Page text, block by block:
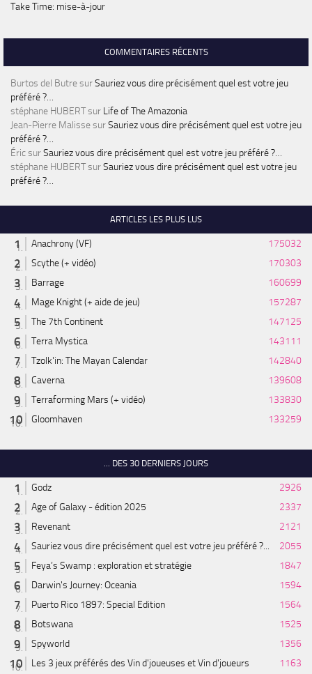
Take Time: mise-à-jour
COMMENTAIRES RÉCENTS
Burtos del ButresurSauriez vous dire précisément quel est votre jeu
préféré ?…
stéphane HUBERTsur Life of The Amazonia
Jean-Pierre MalissesurSauriez vous dire précisément quel est votre jeu
préféré ?…
ÉricsurSauriez vous dire précisément quel est votre jeu préféré ?…
stéphane HUBERTsurSauriez vous dire précisément quel est votre jeu
préféré ?…
ARTICLES LES PLUS LUS
Anachrony (VF)
175032
Scythe (+ vidéo)
170303
Barrage
160699
Mage Knight (+ aide de jeu)
157287
The 7th Continent
147125
Terra Mystica
143111
Tzolk'in: The Mayan Calendar
142840
Caverna
139608
Terraforming Mars (+ vidéo)
133830
Gloomhaven
133259
... DES 30 DERNIERS JOURS
Godz
2926
Age of Galaxy - édition 2025
2337
Revenant
2121
Sauriez vous dire précisément quel est votre jeu préféré ?...
2055
Feya’s Swamp : exploration et stratégie
1847
Darwin's Journey: Oceania
1594
Puerto Rico 1897: Special Edition
1564
Botswana
1525
Spyworld
1356
Les 3 jeux préférés des Vin d'joueuses et Vin d'joueurs
1163